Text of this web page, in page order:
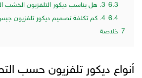
6.3 3. هل يناسب ديكور التلفزيون الخشب المنازل المودرن؟
6.4 4. كم تكلفة تصميم ديكور تلفزيون جبس في السعودية؟
7 خلاصة
أنواع ديكور تلفزيون حسب